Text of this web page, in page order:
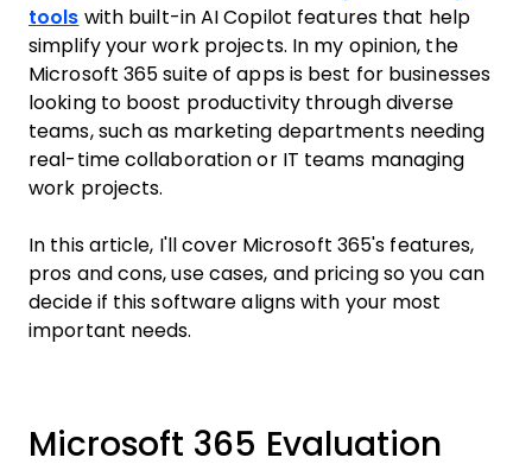
tools with built-in AI Copilot features that help
simplify your work projects. In my opinion, the
Microsoft 365 suite of apps is best for businesses
looking to boost productivity through diverse
teams, such as marketing departments needing
real-time collaboration or IT teams managing
work projects.
In this article, I'll cover Microsoft 365's features,
pros and cons, use cases, and pricing so you can
decide if this software aligns with your most
important needs.
Microsoft 365 Evaluation